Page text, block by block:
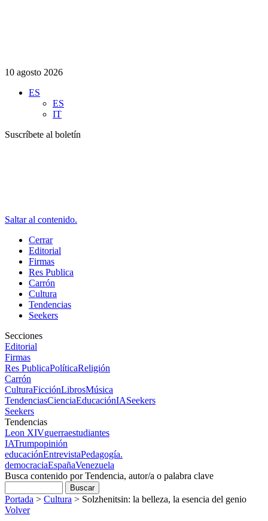
10 agosto 2026
ES
ES
IT
Suscríbete al boletín
Saltar al contenido.
Cerrar
Editorial
Firmas
Res Publica
Carrón
Cultura
Tendencias
Seekers
Secciones
Editorial
Firmas
Res PublicaPolíticaReligión
Carrón
CulturaFicciónLibrosMúsica
TendenciasCienciaEducaciónIASeekers
Seekers
Tendencias
Leon XIVguerraestudiantes
IATrumpopinión
educaciónEntrevistaPedagogía.
democraciaEspañaVenezuela
Busca contenido por Tendencia, autor/a o palabra clave
Portada > Cultura > Solzhenitsin: la belleza, la esencia del genio
Volver